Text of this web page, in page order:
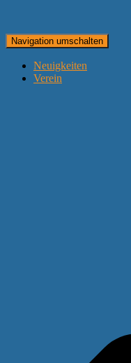
Navigation umschalten
Neuigkeiten
Verein